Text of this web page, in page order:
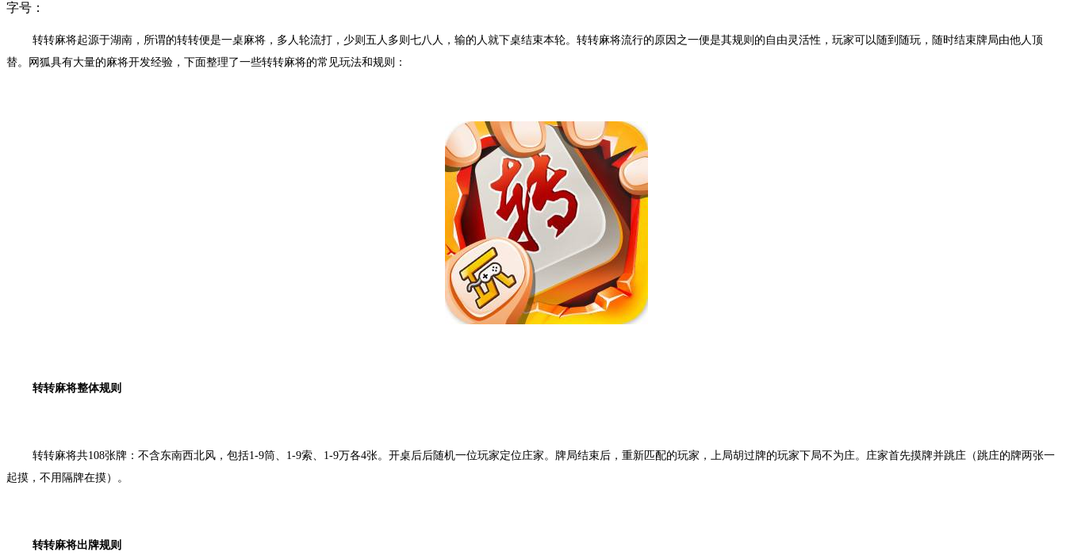
字号：
转转麻将起源于湖南，所谓的转转便是一桌麻将，多人轮流打，少则五人多则七八人，输的人就下桌结束本轮。转转麻将流行的原因之一便是其规则的自由灵活性，玩家可以随到随玩，随时结束牌局由他人顶
替。
网狐具有大量的麻将开发经验，下面整理了一些转转麻将的常见玩法和规则：
转转麻将整体规则
转转麻将共108张牌：不含东南西北风，包括1-9筒、 1-9索、 1-9万各4张。开桌后后随机一位玩家定位庄家。牌局结束后，重新匹配的玩家，上局胡过牌的玩家下局不为庄。庄家首先摸牌并跳庄（跳庄的牌两张一
起摸，不用隔牌在摸）。
转转麻将出牌规则